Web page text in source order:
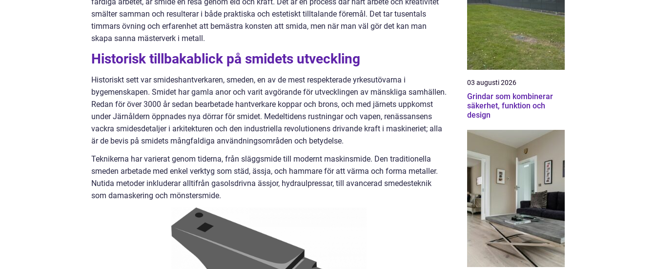
smälter samman och resulterar i både praktiska och estetiskt tilltalande föremål. Det tar tusentals
timmars övning och erfarenhet att bemästra konsten att smida, men när man väl gör det kan man
skapa sanna mästerverk i metall.
Historisk tillbakablick på smidets utveckling
Historiskt sett var smideshantverkaren, smeden, en av de mest respekterade yrkesutövarna i
bygemenskapen. Smidet har gamla anor och varit avgörande för utvecklingen av mänskliga samhällen.
Redan för över 3000 år sedan bearbetade hantverkare koppar och brons, och med järnets uppkomst
under Järnåldern öppnades nya dörrar för smidet. Medeltidens rustningar och vapen, renässansens
vackra smidesdetaljer i arkitekturen och den industriella revolutionens drivande kraft i maskineriet; alla
är de bevis på smidets mångfaldiga användningsområden och betydelse.
Teknikerna har varierat genom tiderna, från släggsmide till modernt maskinsmide. Den traditionella
smeden arbetade med enkel verktyg som städ, ässja, och hammare för att värma och forma metaller.
Nutida metoder inkluderar alltifrån gasolsdrivna ässjor, hydraulpressar, till avancerad smedesteknik
som damaskering och mönstersmide.
03 augusti 2026
Grindar som kombinerar
säkerhet, funktion och
design